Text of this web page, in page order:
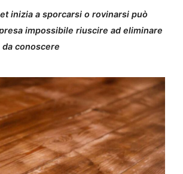
inizia a sporcarsi o rovinarsi può
impossibile riuscire ad eliminare
conoscere